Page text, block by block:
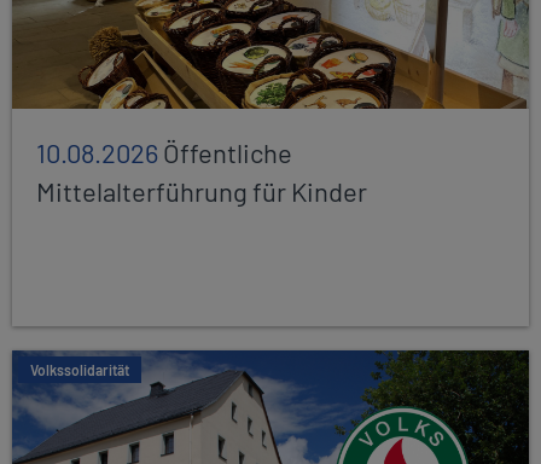
10.08.2026Öffentliche
Mittelalterführung für Kinder
Volkssolidarität